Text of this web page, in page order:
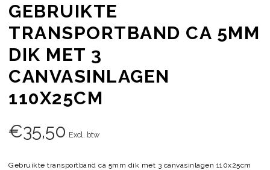
GEBRUIKTE
TRANSPORTBAND CA 5MM
DIK MET 3
CANVASINLAGEN
110X25CM
€35,50 Excl. btw
Gebruikte transportband ca 5mm dik met 3 canvasinlagen 110x25cm